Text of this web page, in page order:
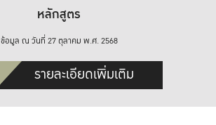
หลักสูตร
ข้อมูล ณ วันที่ 27 ตุลาคม พ.ศ. 2568
รายละเอียดเพิ่มเติม